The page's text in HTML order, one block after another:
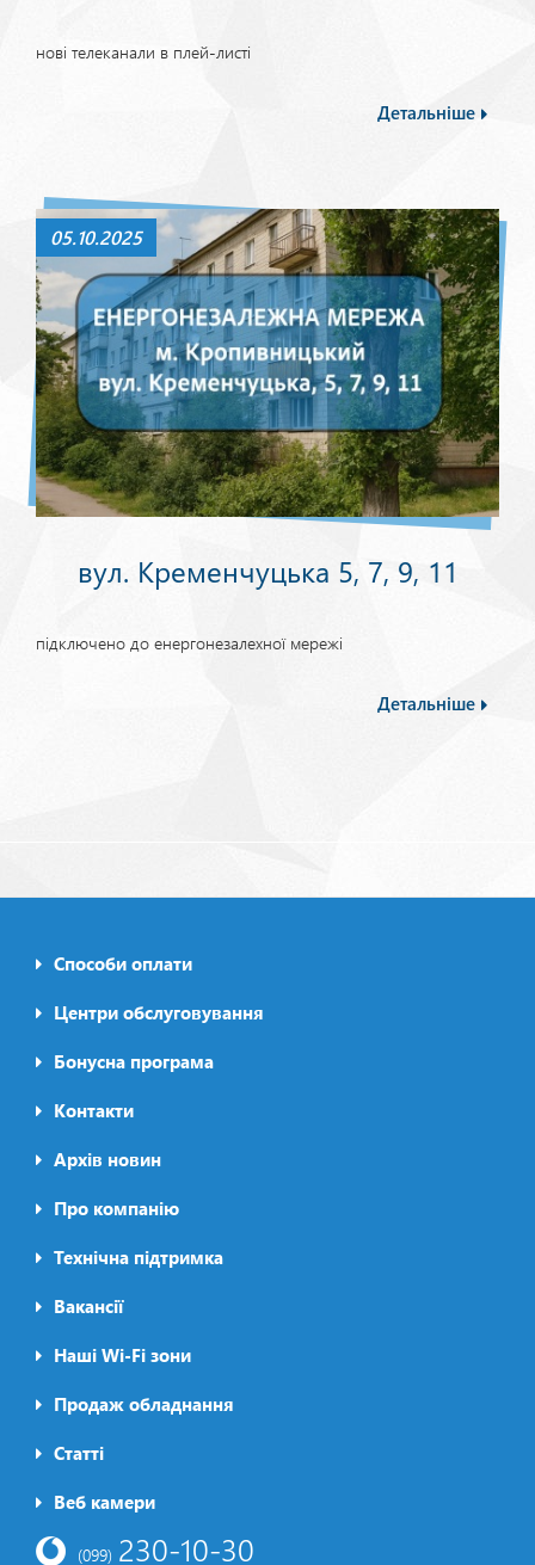
нові телеканали в плей-листі
Детальніше
05.10.2025
вул. Кременчуцька 5, 7, 9, 11
підключено до енергонезалехної мережі
Детальніше
Footer0
menu
Способи оплати
Центри обслуговування
Бонусна програма
Контакти
Архів новин
Футер2
Про компанію
Технічна підтримка
Вакансії
Наші Wi-Fi зони
Продаж обладнання
Футер3
Статті
Веб камери
(099) 230-10-30